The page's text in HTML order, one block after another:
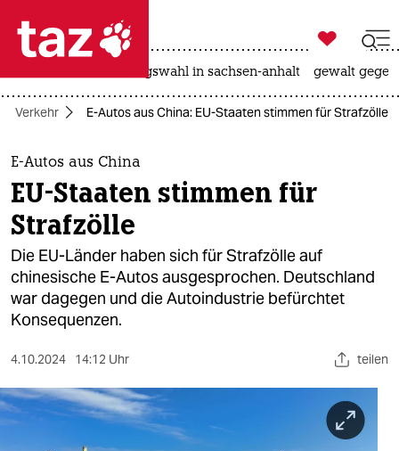
 taz zahl ich
taz zahl ich
themen
politik
öko
gesellschaft
kultur
sport
berlin

taz zahl ich
landtagswahl in sachsen-anhalt gewalt
Verkehr E-Autos aus China: EU-Staaten stimmen für Strafzölle
E-Autos aus China
EU-Staaten stimmen für
Strafzölle
Die EU-Länder haben sich für Strafzölle auf
chinesische E-Autos ausgesprochen. Deutschland
war dagegen und die Autoindustrie befürchtet
Konsequenzen.
4.10.2024 14:12 Uhr teilen